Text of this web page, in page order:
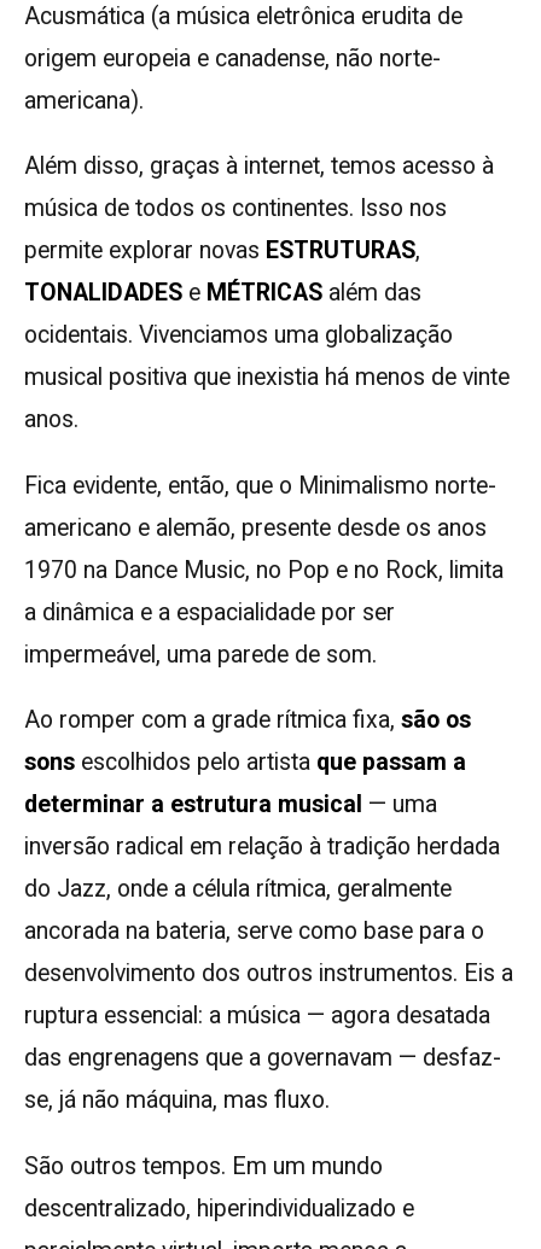
Acusmática (a música eletrônica erudita de
origem europeia e canadense, não norte-
americana).
Além disso, graças à internet, temos acesso à
música de todos os continentes. Isso nos
permite explorar novas ESTRUTURAS,
TONALIDADES e MÉTRICAS além das
ocidentais. Vivenciamos uma globalização
musical positiva que inexistia há menos de vinte
anos.
Fica evidente, então, que o Minimalismo norte-
americano e alemão, presente desde os anos
1970 na Dance Music, no Pop e no Rock, limita
a dinâmica e a espacialidade por ser
impermeável, uma parede de som.
Ao romper com a grade rítmica fixa, são os
sons escolhidos pelo artista que passam a
determinar a estrutura musical — uma
inversão radical em relação à tradição herdada
do Jazz, onde a célula rítmica, geralmente
ancorada na bateria, serve como base para o
desenvolvimento dos outros instrumentos. Eis a
ruptura essencial: a música — agora desatada
das engrenagens que a governavam — desfaz-
se, já não máquina, mas fluxo.
São outros tempos. Em um mundo
descentralizado, hiperindividualizado e